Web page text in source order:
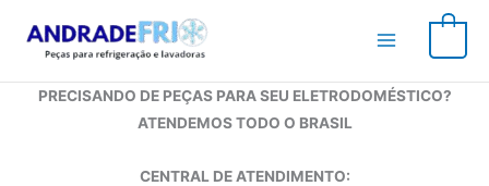
para
conteúdo
PRECISANDO DE PEÇAS PARA SEU ELETRODOMÉSTICO?
ATENDEMOS TODO O BRASIL
CENTRAL DE ATENDIMENTO: